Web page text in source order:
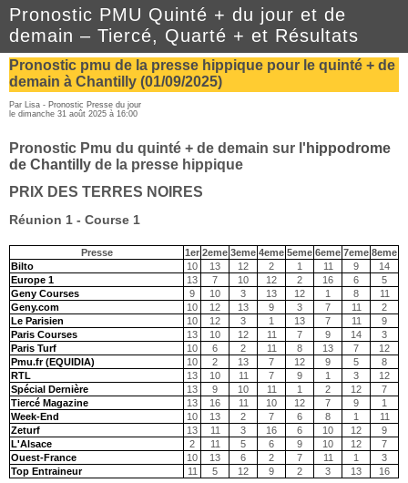
Pronostic PMU Quinté + du jour et de
demain – Tiercé, Quarté + et Résultats
Pronostic pmu de la presse hippique pour le quinté + de
demain à Chantilly (01/09/2025)
Par Lisa - Pronostic Presse du jour
le dimanche 31 août 2025 à 16:00
Pronostic Pmu du quinté + de demain sur l' hippodrome
de Chantilly de la presse hippique
PRIX DES TERRES NOIRES
Réunion 1 - Course 1
Presse 1er 2eme 3eme 4eme 5eme 6eme 7eme 8eme
Bilto
10 13 12 2 1 11 9
14
Europe 1
13 7 10 12 2 16 6
5
Geny Courses
9 10 3 13 12 1 8
11
Geny.com
10 12 13 9 3 7 11
2
Le Parisien
10 12 3 1 13 7 11
9
Paris Courses
13 10 12 11 7 9 14
3
Paris Turf
10 6 2 11 8 13 7
12
Pmu.fr (EQUIDIA)
10 2 13 7 12 9 5
8
RTL
13 10 11 7 9 1 3
12
Spécial Dernière
13 9 10 11 1 2 12
7
Tiercé Magazine
13 16 11 10 12 7 9
1
Week-End
10 13 2 7 6 8 1
11
Zeturf
13 11 3 16 6 10 12
9
L'Alsace
2 11 5 6 9 10 12
7
Ouest-France
10 13 6 2 7 11 1
3
Top Entraineur
11 5 12 9 2 3 13 16